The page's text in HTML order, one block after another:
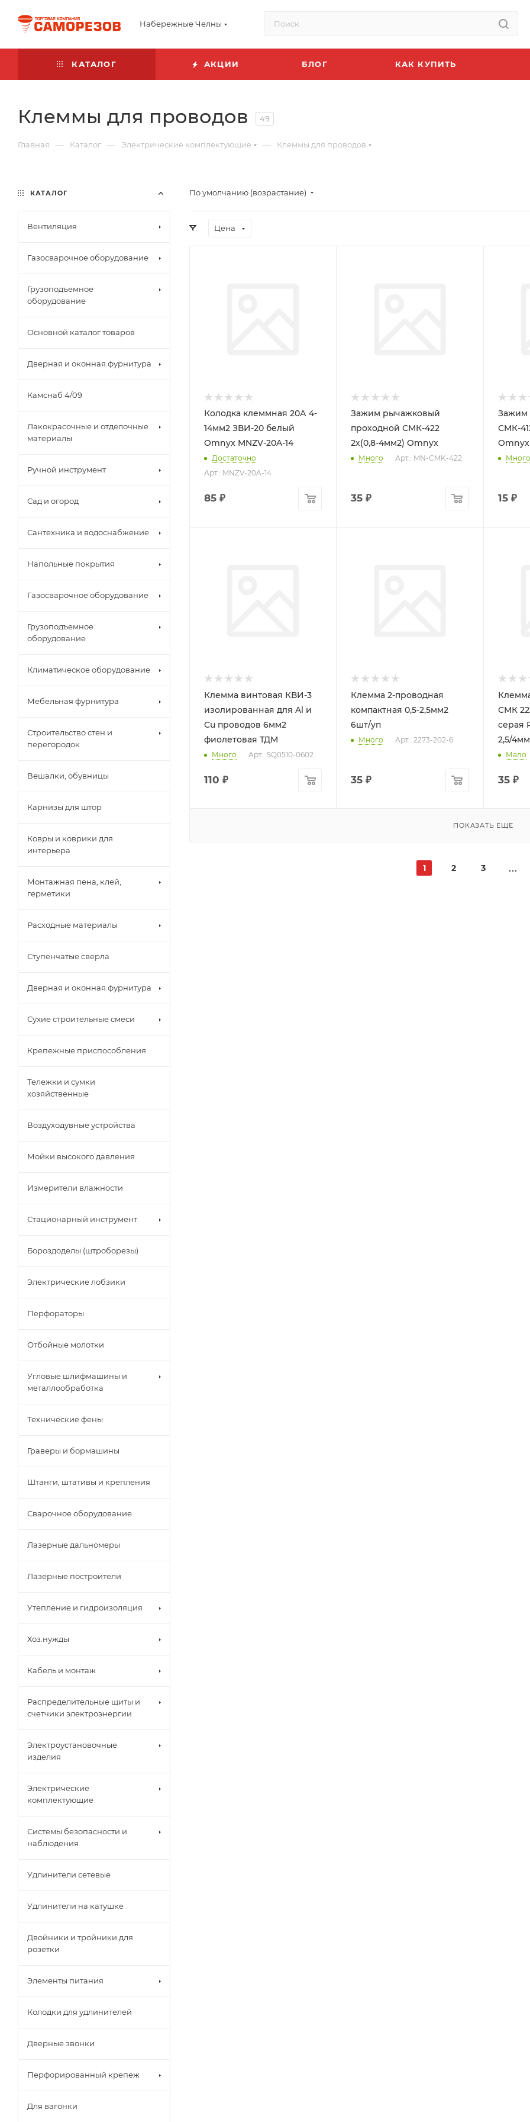
Набережные Челны
КАТАЛОГ АКЦИИ БЛОГ КАК КУПИТЬ
Клеммы для проводов 49
Главная — Каталог — Электрические комплектующие — Клеммы для проводов
По умолчанию (возрастание)
Цена
Колодка клеммная 20А 4-
14мм2 ЗВИ-20 белый
Omnyx MNZV-20A-14
Достаточно
Арт.: MNZV-20A-14
85 ₽
Зажим рычажковый
проходной СМК-422
2х(0,8-4мм2) Omnyx
Много Арт.: MN-CMK-422
35 ₽
Зажим
СМК-
Omnyx
Много
15₽
Клемма винтовая КВИ-3
изолированная для Al и
Cu проводов 6мм2
фиолетовая ТДМ
Много Арт.: SQ0510-0602
110 ₽
Клемма 2-проводная
компактная 0,5-2,5мм2
6шт/уп
Много Арт.: 2273-202-6
35 ₽
СМК
серая
2,5/
Мало
35₽
ПОКАЗАТЬ ЕЩЕ
1 2 3
КАТАЛОГ
Вентиляция
Газосварочное оборудование
Грузоподъемное
оборудование
Основной каталог товаров
Дверная и оконная фурнитура
Камснаб 4/09
Лакокрасочные и отделочные
материалы
Ручной инструмент
Сад и огород
Сантехника и водоснабжение
Напольные покрытия
Газосварочное оборудование
Грузоподъемное
оборудование
Климатическое оборудование
Мебельная фурнитура
Строительство стен и
перегородок
Вешалки, обувницы
Карнизы для штор
Ковры и коврики для
интерьера
Монтажная пена, клей,
герметики
Расходные материалы
Ступенчатые сверла
Дверная и оконная фурнитура
Сухие строительные смеси
Крепежные приспособления
Тележки и сумки
хозяйственные
Воздуходувные устройства
Мойки высокого давления
Измерители влажности
Стационарный инструмент
Бороздоделы (штроборезы)
Электрические лобзики
Перфораторы
Отбойные молотки
Угловые шлифмашины и
металлообработка
Технические фены
Граверы и бормашины
Штанги, штативы и крепления
Сварочное оборудование
Лазерные дальномеры
Лазерные построители
Утепление и гидроизоляция
Хоз.нужды
Кабель и монтаж
Распределительные щиты и
счетчики электроэнергии
Электроустановочные
изделия
Электрические
комплектующие
Системы безопасности и
наблюдения
Удлинители сетевые
Удлинители на катушке
Двойники и тройники для
розетки
Элементы питания
Колодки для удлинителей
Дверные звонки
Перфорированный крепеж
Для вагонки